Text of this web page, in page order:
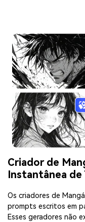
Criador de
Instantânea de
Os criadores de
prompts escritos em
Esses geradores não